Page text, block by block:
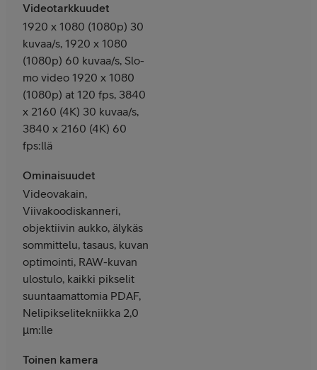
Videotarkkuudet
1920 x 1080 (1080p) 30
kuvaa/s, 1920 x 1080
(1080p) 60 kuvaa/s, Slo-
mo video 1920 x 1080
(1080p) at 120 fps, 3840
x 2160 (4K) 30 kuvaa/s,
3840 x 2160 (4K) 60
fps:llä
Ominaisuudet
Videovakain,
Viivakoodiskanneri,
objektiivin aukko, älykäs
sommittelu, tasaus, kuvan
optimointi, RAW-kuvan
ulostulo, kaikki pikselit
suuntaamattomia PDAF,
Nelipikselitekniikka 2,0
µm:lle
Toinen kamera